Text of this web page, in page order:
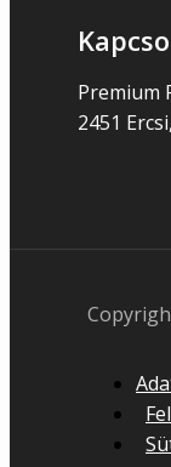
Premium
2451